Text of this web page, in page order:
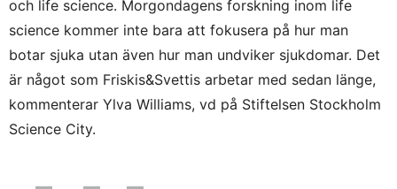
och life science. Morgondagens forskning inom life
science kommer inte bara att fokusera på hur man
botar sjuka utan även hur man undviker sjukdomar. Det
är något som Friskis&Svettis arbetar med sedan länge,
kommenterar Ylva Williams, vd på Stiftelsen Stockholm
Science City.